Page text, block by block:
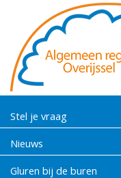
Stel je vraag
Nieuws
Gluren bij de buren